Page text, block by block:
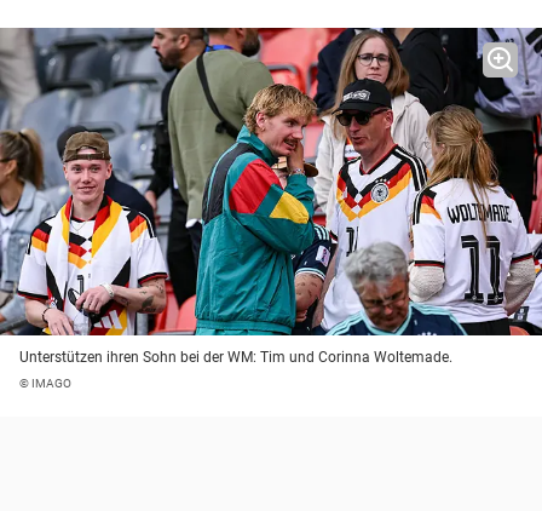
Unterstützen ihren Sohn bei der WM: Tim und Corinna Woltemade.
© IMAGO